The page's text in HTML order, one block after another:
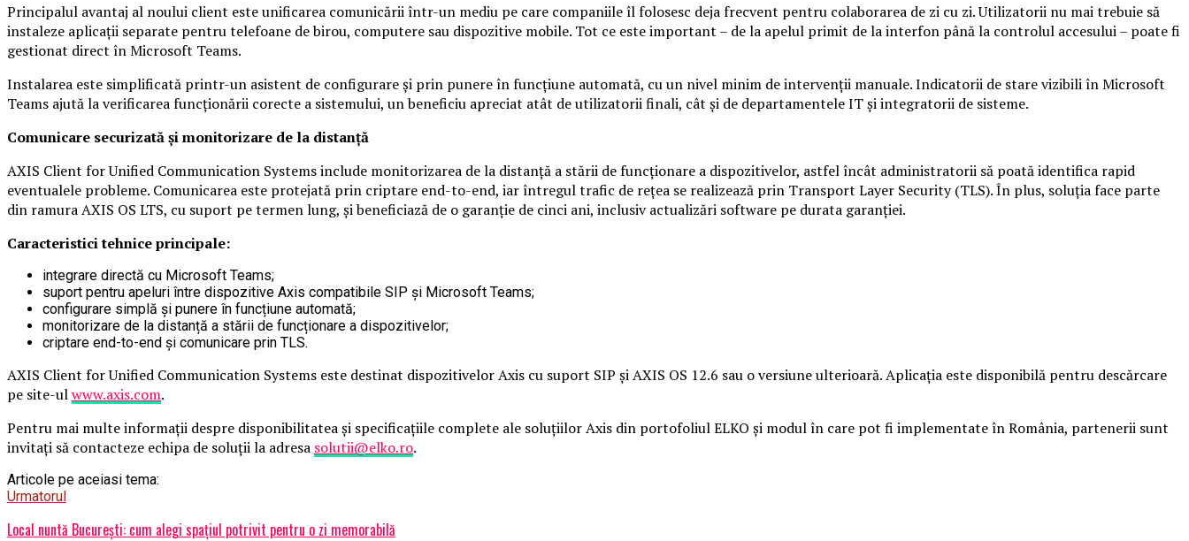
Principalul avantaj al noului client este unificarea comunicării într-un mediu pe care companiile îl folosesc deja frecvent pentru colaborarea de zi cu zi. Utilizatorii nu mai trebuie să
instaleze aplicații separate pentru telefoane de birou, computere sau dispozitive mobile. Tot ce este important – de la apelul primit de la interfon până la controlul accesului – poate fi
gestionat direct în Microsoft Teams.
Instalarea este simplificată printr-un asistent de configurare și prin punere în funcțiune automată, cu un nivel minim de intervenții manuale. Indicatorii de stare vizibili în Microsoft
Teams ajută la verificarea funcționării corecte a sistemului, un beneficiu apreciat atât de utilizatorii finali, cât și de departamentele IT și integratorii de sisteme.
Comunicare securizată și monitorizare de la distanță
AXIS Client for Unified Communication Systems include monitorizarea de la distanță a stării de funcționare a dispozitivelor, astfel încât administratorii să poată identifica rapid
eventualele probleme. Comunicarea este protejată prin criptare end-to-end, iar întregul trafic de rețea se realizează prin Transport Layer Security (TLS). În plus, soluția face parte
din ramura AXIS OS LTS, cu suport pe termen lung, și beneficiază de o garanție de cinci ani, inclusiv actualizări software pe durata garanției.
Caracteristici tehnice principale:
integrare directă cu Microsoft Teams;
suport pentru apeluri între dispozitive Axis compatibile SIP și Microsoft Teams;
configurare simplă și punere în funcțiune automată;
monitorizare de la distanță a stării de funcționare a dispozitivelor;
criptare end-to-end și comunicare prin TLS.
AXIS Client for Unified Communication Systems este destinat dispozitivelor Axis cu suport SIP și AXIS OS 12.6 sau o versiune ulterioară. Aplicația este disponibilă pentru descărcare
pe site-ulwww.axis.com.
Pentru mai multe informații despre disponibilitatea și specificațiile complete ale soluțiilor Axis din portofoliul ELKO și modul în care pot fi implementate în România, partenerii sunt
invitați să contacteze echipa de soluții la adresa solutii@elko.ro.
Articole pe aceiasi tema:
Urmatorul
Local nuntă București: cum alegi spațiul potrivit pentru o zi memorabilă